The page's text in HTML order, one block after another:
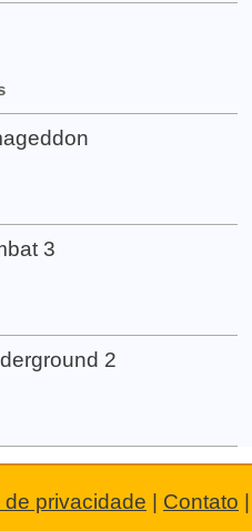
3
2
de privacidade Contato